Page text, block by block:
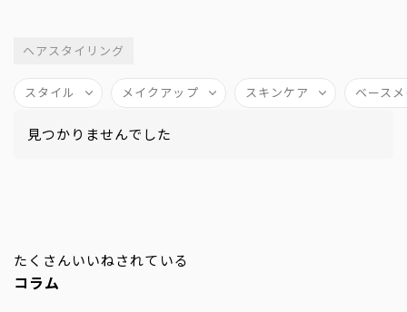
ヘアスタイリング
スタイル メイクアップ スキンケア ベース
見つかりませんでした
たくさんいいねされている
コラム